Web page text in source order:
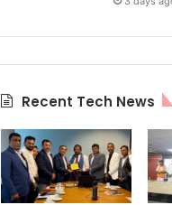
Recent Tech News